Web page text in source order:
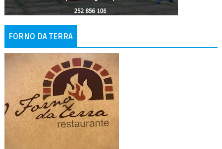
FORNO DA TERRA